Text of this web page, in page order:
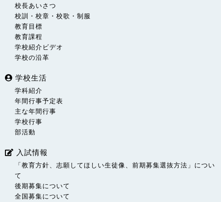
校長あいさつ
校訓・校章・校歌・制服
教育目標
教育課程
学校紹介ビデオ
学校の沿革
学校生活
学科紹介
年間行事予定表
主な年間行事
学校行事
部活動
入試情報
「教育方針、志願してほしい生徒像、前期募集選抜方法」につい
て
後期募集について
全国募集について